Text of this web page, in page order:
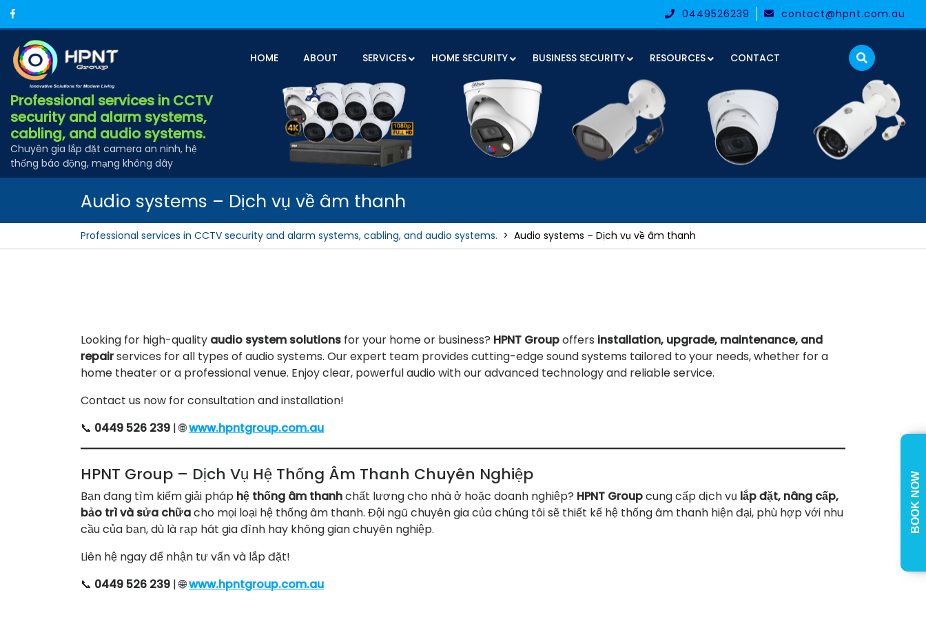
Skip
content
0449526239 contact@hpnt.com.au
Professional services in CCTV
security and alarm systems,
cabling, and audio systems.
Chuyên gia lắp đặt camera an ninh, hệ
thống báo động, mạng không dây
HOME ABOUT SERVICES HOME SECURITY BUSINESS SECURITY RESOURCES CONTACT
Audio systems – Dịch vụ về âm thanh
Professional services in CCTV security and alarm systems, cabling, and audio systems. > Audio systems – Dịch vụ về âm thanh
Looking for high-quality audio system solutions for your home or business? HPNT Groupoffers installation, upgrade, maintenance, and
repairservices for all types of audio systems. Our expert team provides cutting-edge sound systems tailored to your needs, whether for a
home theater or a professional venue. Enjoy clear, powerful audio with our advanced technology and reliable service.
Contact us now for consultation and installation!
📞 0449 526 239 | 🌐www.hpntgroup.com.au
HPNT Group – Dịch Vụ Hệ Thống Âm Thanh Chuyên Nghiệp
Bạn đang tìm kiếm giải pháp hệ thống âm thanhchất lượng cho nhà ở hoặc doanh nghiệp? HPNT Groupcung cấp dịch vụ lắp đặt, nâng cấp,
bảo trì và sửa chữacho mọi loại hệ thống âm thanh. Đội ngũ chuyên gia của chúng tôi sẽ thiết kế hệ thống âm thanh hiện đại, phù hợp với nhu
cầu của bạn, dù là rạp hát gia đình hay không gian chuyên nghiệp.
Liên hệ ngay để nhận tư vấn và lắp đặt!
📞 0449 526 239 | 🌐www.hpntgroup.com.au
BOOK NOW